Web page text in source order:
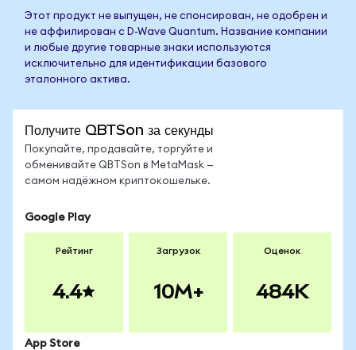
Этот продукт не выпущен, не спонсирован, не одобрен и
не аффилирован с D-Wave Quantum. Название компании
и любые другие товарные знаки используются
исключительно для идентификации базового
эталонного актива.
Получите QBTSon за секунды
Покупайте, продавайте, торгуйте и
обменивайте QBTSon в MetaMask —
самом надёжном криптокошельке.
Google Play
Рейтинг
4.4
Загрузок
10M+
Оценок
484K
App Store